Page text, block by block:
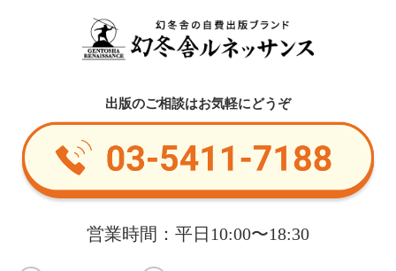
出版のご相談はお気軽にどうぞ
営業時間：平日10:00〜18:30